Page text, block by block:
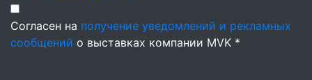
Согласен на получение уведомлений и рекламных
сообщений о выставках компании MVK *